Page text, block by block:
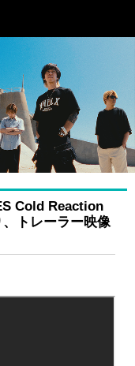
Cold Reaction
トレーラー映像